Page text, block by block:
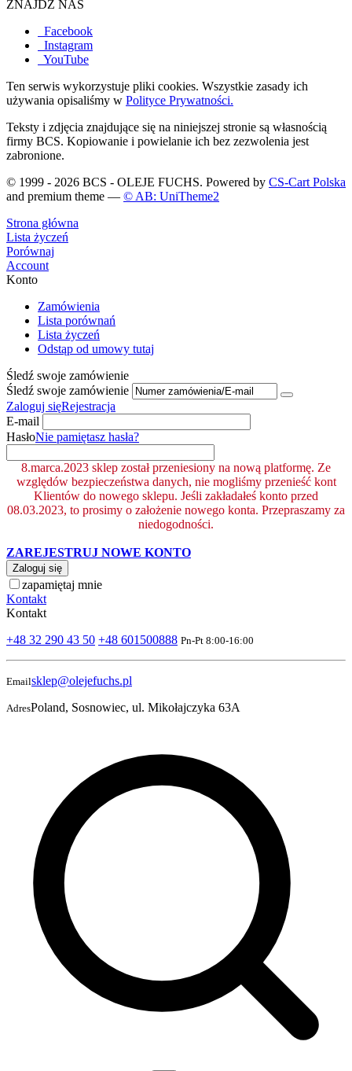
ZNAJDŹ NAS
Facebook
Instagram
YouTube
Ten serwis wykorzystuje pliki cookies. Wszystkie zasady ich
używania opisaliśmy w Polityce Prywatności.
Teksty i zdjęcia znajdujące się na niniejszej stronie są własnością
firmy BCS. Kopiowanie i powielanie ich bez zezwolenia jest
zabronione.
© 1999 - 2026 BCS - OLEJE FUCHS. Powered by CS-Cart Polska
and premium theme — © AB: UniTheme2
Strona główna
Lista życzeń
Porównaj
Account
Konto
Zamówienia
Lista porównań
Lista życzeń
Odstąp od umowy tutaj
Śledź swoje zamówienie
Śledź swoje zamówienie
Zaloguj sięRejestracja
E-mail
HasłoNie pamiętasz hasła?
8.marca.2023 sklep został przeniesiony na nową platformę. Ze
względów bezpieczeństwa danych, nie mogliśmy przenieść kont
Klientów do nowego sklepu. Jeśli zakładałeś konto przed
08.03.2023, to prosimy o założenie nowego konta. Przepraszamy za
niedogodności.
ZAREJESTRUJ NOWE KONTO
Zaloguj się
zapamiętaj mnie
Kontakt
Kontakt
+48 32 290 43 50 +48 601500888 Pn-Pt 8:00-16:00
Emailsklep@olejefuchs.pl
AdresPoland, Sosnowiec, ul. Mikołajczyka 63A